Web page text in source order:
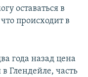
оставаться в
происходит в
года назад цена
Глендейле, часть